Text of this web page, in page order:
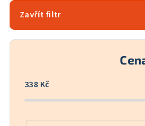
r
o
Zavřít filtr
338 Kč